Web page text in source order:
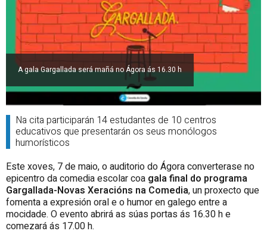
A gala Gargallada será mañá no Ágora ás 16.30 h
Na cita participarán 14 estudantes de 10 centros
educativos que presentarán os seus monólogos
humorísticos
Este xoves, 7 de maio, o auditorio do Ágora converterase no
epicentro da comedia escolar coa gala final do programa
Gargallada-Novas Xeracións na Comedia, un proxecto que
fomenta a expresión oral e o humor en galego entre a
mocidade. O evento abrirá as súas portas ás 16.30 h e
comezará ás 17.00 h.